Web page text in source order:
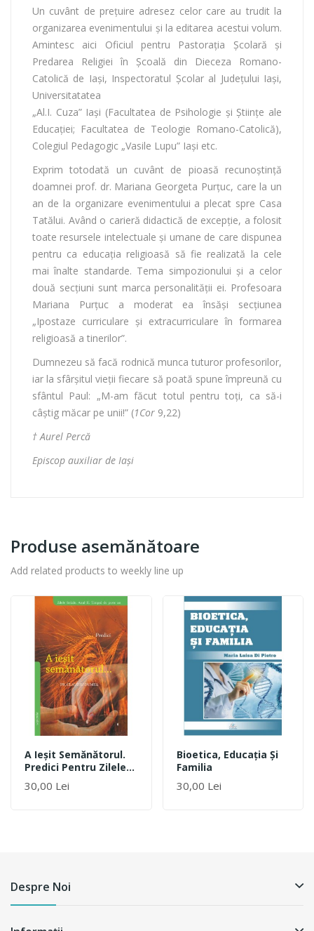
Un cuvânt de prețuire adresez celor care au trudit la
organizarea evenimentului și la editarea acestui volum.
Amintesc aici Oficiul pentru Pastorația Școlară și
Predarea Religiei în Școală din Dieceza Romano-
Catolică de Iași, Inspectoratul Școlar al Județului Iași,
Universitatatea
„Al.I. Cuza” Iași (Facultatea de Psihologie și Științe ale
Educației; Facultatea de Teologie Romano-Catolică),
Colegiul Pedagogic „Vasile Lupu” Iași etc.
Exprim totodată un cuvânt de pioasă recunoștință
doamnei prof. dr. Mariana Georgeta Purțuc, care la un
an de la organizare evenimentului a plecat spre Casa
Tatălui. Având o carieră didactică de excepție, a folosit
toate resursele intelectuale și umane de care dispunea
pentru ca educația religioasă să fie realizată la cele
mai înalte standarde. Tema simpozionului și a celor
două secțiuni sunt marca personalității ei. Profesoara
Mariana Purțuc a moderat ea însăși secțiunea
„Ipostaze curriculare și extracurriculare în formarea
religioasă a tinerilor”.
Dumnezeu să facă rodnică munca tuturor profesorilor,
iar la sfârșitul vieții fiecare să poată spune împreună cu
sfântul Paul: „M-am făcut totul pentru toţi, ca să-i
câştig măcar pe unii!” (1Cor 9,22)
† Aurel Percă
Episcop auxiliar de Iași
Produse asemănătoare
Add related products to weekly line up
A Ieșit Semănătorul.
Predici Pentru Zilele
Feriale. Anul II. Timpul
De Peste An
30,00 Lei
Bioetica, Educaţia Şi
Familia
30,00 Lei
Despre Noi